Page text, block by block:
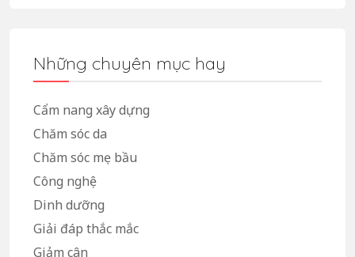
Những chuyên mục hay
Cẩm nang xây dựng
Chăm sóc da
Chăm sóc mẹ bầu
Công nghệ
Dinh dưỡng
Giải đáp thắc mắc
Giảm cân